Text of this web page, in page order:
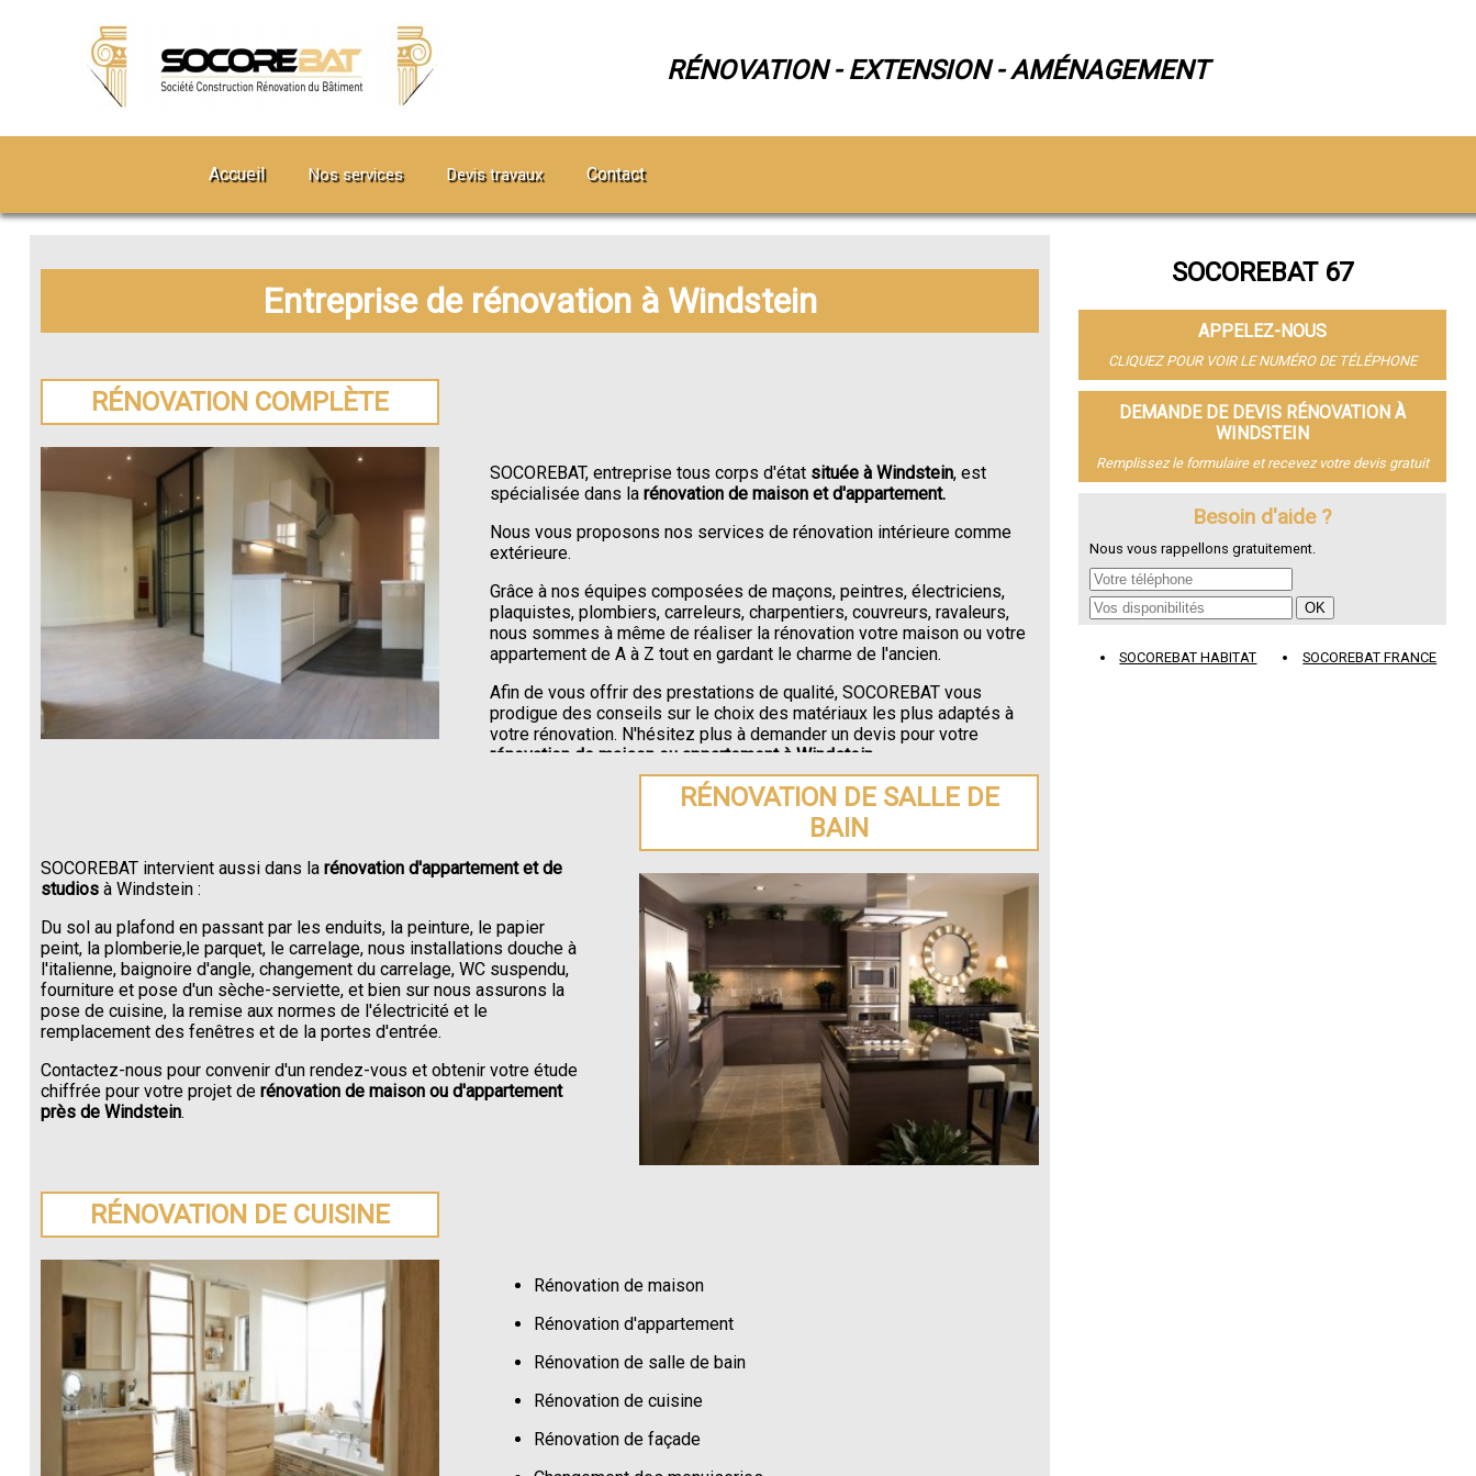
RÉNOVATION - EXTENSION - AMÉNAGEMENT
Accueil Nos services Devis travaux Contact
Entreprise de rénovation à Windstein
RÉNOVATION COMPLÈTE
SOCOREBAT, entreprise tous corps d'état située à Windstein, est
spécialisée dans la rénovation de maison et d'appartement.
Nous vous proposons nos services de rénovation intérieure comme
extérieure.
Grâce à nos équipes composées de maçons, peintres, électriciens,
plaquistes, plombiers, carreleurs, charpentiers, couvreurs, ravaleurs,
nous sommes à même de réaliser la rénovation votre maison ou votre
appartement de A à Z tout en gardant le charme de l'ancien.
Afin de vous offrir des prestations de qualité, SOCOREBAT vous
prodigue des conseils sur le choix des matériaux les plus adaptés à
votre rénovation. N'hésitez plus à demander un devis pour votre
rénovation de maison ou appartement à Windstein.
RÉNOVATION DE SALLE DE
BAIN
SOCOREBAT intervient aussi dans la rénovation d'appartement et de
studiosà Windstein :
Du sol au plafond en passant par les enduits, la peinture, le papier
peint, la plomberie,le parquet, le carrelage, nous installations douche à
l'italienne, baignoire d'angle, changement du carrelage, WC suspendu,
fourniture et pose d'un sèche-serviette, et bien sur nous assurons la
pose de cuisine, la remise aux normes de l'électricité et le
remplacement des fenêtres et de la portes d'entrée.
Contactez-nous pour convenir d'un rendez-vous et obtenir votre étude
chiffrée pour votre projet derénovation de maison ou d'appartement
près de Windstein.
RÉNOVATION DE CUISINE
Rénovation de maison
Rénovation d'appartement
Rénovation de salle de bain
Rénovation de cuisine
Rénovation de façade
SOCOREBAT 67
APPELEZ-NOUS
CLIQUEZ POUR VOIR LE NUMÉRO DE TÉLÉPHONE
DEMANDE DE DEVIS RÉNOVATION À
WINDSTEIN
Remplissez le formulaire et recevez votre devis gratuit
Besoin d'aide ?
Nous vous rappellons gratuitement.
SOCOREBAT HABITAT SOCOREBAT FRANCE